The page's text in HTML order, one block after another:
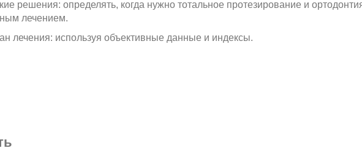
решения: определять, когда нужно тотальное протезирование и
лечением.
лечения: используя объективные данные и индексы.